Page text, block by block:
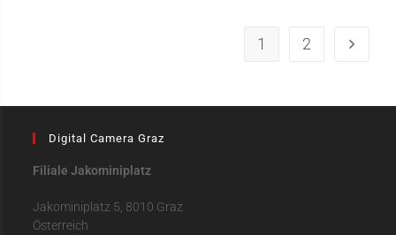
1 2
Digital Camera Graz
Filiale Jakominiplatz
Jakominiplatz 5, 8010 Graz
Österreich